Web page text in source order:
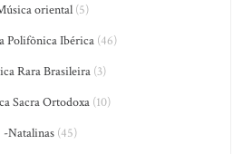
oriental (5)
Polifônica Ibérica(46)
Rara Brasileira (3)
Sacra Ortodoxa (10)
-Natalinas(45)